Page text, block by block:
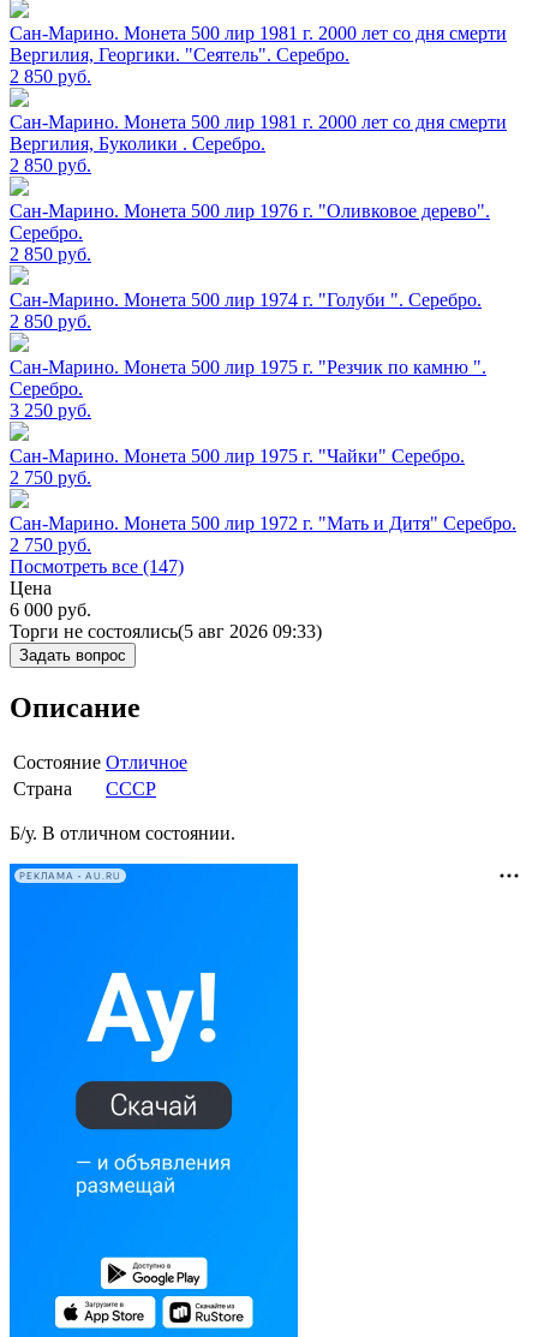
Сан-Марино. Монета 500 лир 1981 г. 2000 лет со дня смерти
Вергилия, Георгики. "Сеятель". Серебро.
2 850 руб.
Сан-Марино. Монета 500 лир 1981 г. 2000 лет со дня смерти
Вергилия, Буколики . Серебро.
2 850 руб.
Сан-Марино. Монета 500 лир 1976 г. "Оливковое дерево".
Серебро.
2 850 руб.
Сан-Марино. Монета 500 лир 1974 г. "Голуби ". Серебро.
2 850 руб.
Сан-Марино. Монета 500 лир 1975 г. "Резчик по камню ".
Серебро.
3 250 руб.
Сан-Марино. Монета 500 лир 1975 г. "Чайки" Серебро.
2 750 руб.
Сан-Марино. Монета 500 лир 1972 г. "Мать и Дитя" Серебро.
2 750 руб.
Посмотреть все (147)
Цена
6 000 руб.
Торги не состоялись(5 авг 2026 09:33)
Задать вопрос
Описание
Состояние Отличное
Страна
СССР
Б/у. В отличном состоянии.
РЕКЛАМА • AU.RU